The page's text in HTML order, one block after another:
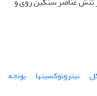
نیتروتوکسین‏ها
یونجه